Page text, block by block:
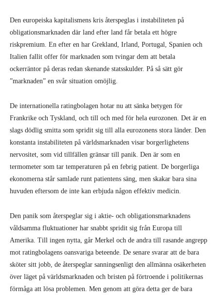
Den europeiska kapitalismens kris återspeglas i instabiliteten på
obligationsmarknaden där land efter land får betala ett högre
riskpremium. En efter en har Grekland, Irland, Portugal, Spanien och
Italien fallit offer för marknaden som tvingar dem att betala
ockerräntor på deras redan skenande statsskulder. På så sätt gör
”marknaden” en svår situation omöjlig.
De internationella ratingbolagen hotar nu att sänka betygen för
Frankrike och Tyskland, och till och med för hela eurozonen. Det är en
slags dödlig smitta som spridit sig till alla eurozonens stora länder. Den
konstanta instabiliteten på världsmarknaden visar borgerlighetens
nervositet, som vid tillfällen gränsar till panik. Den är som en
termometer som tar temperaturen på en febrig patient. De borgerliga
ekonomerna står samlade runt patientens säng, men skakar bara sina
huvuden eftersom de inte kan erbjuda någon effektiv medicin.
Den panik som återspeglar sig i aktie- och obligationsmarknadens
våldsamma fluktuationer har snabbt spridit sig från Europa till
Amerika. Till ingen nytta, går Merkel och de andra till rasande angrepp
mot ratingbolagens oansvariga beteende. De senare svarar att de bara
sköter sitt jobb, de återspeglar sanningsenligt den allmänna osäkerheten
över läget på världsmarknaden och bristen på förtroende i politikernas
förmåga att lösa problemen. Men genom att göra detta ger de bara